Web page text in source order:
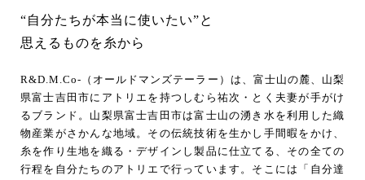
“自分たちが本当に使いたい”と
思えるものを糸から
R&D.M.Co-（オールドマンズテーラー）は、富士山の麓、山梨
県富士吉田市にアトリエを持つしむら祐次・とく夫妻が手がけ
るブランド。山梨県富士吉田市は富士山の湧き水を利用した織
物産業がさかんな地域。その伝統技術を生かし手間暇をかけ、
糸を作り生地を織る・デザインし製品に仕立てる、その全ての
行程を自分たちのアトリエで行っています。そこには「自分達